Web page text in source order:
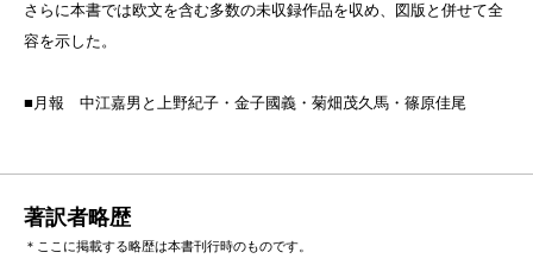
さらに本書では欧文を含む多数の未収録作品を収め、図版と併せて全
容を示した。
■月報 中江嘉男と上野紀子・金子國義・菊畑茂久馬・篠原佳尾
著訳者略歴
＊ここに掲載する略歴は本書刊行時のものです。